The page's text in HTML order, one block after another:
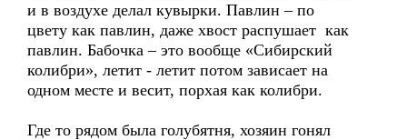
и в воздухе делал кувырки. Павлин – по
цвету как павлин, даже хвост распушает как
павлин. Бабочка – это вообще «Сибирский
колибри», летит - летит потом зависает на
одном месте и весит, порхая как колибри.
Где то рядом была голубятня, хозяин гонял